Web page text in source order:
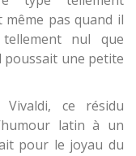
pas quand il
nul que
poussait une petite
Vivaldi, ce résidu
latin à un
pour le joyau du